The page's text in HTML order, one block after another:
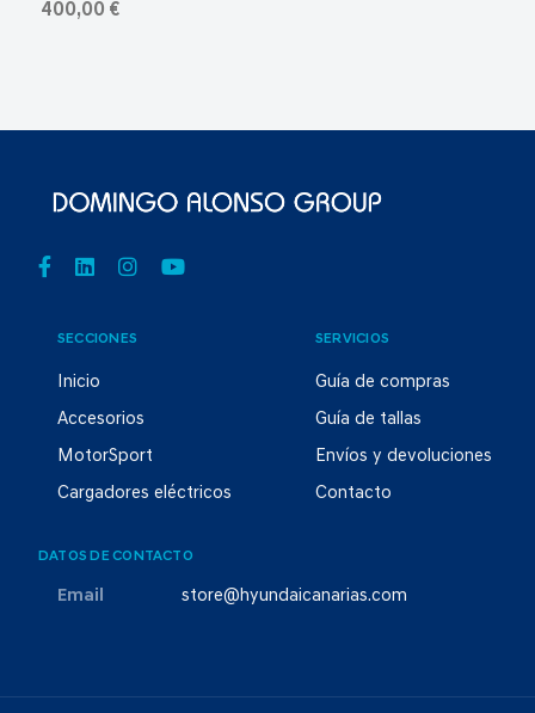
400,00 €
SECCIONES
Inicio
Accesorios
MotorSport
Cargadores eléctricos
SERVICIOS
Guía de compras
Guía de tallas
Envíos y devoluciones
Contacto
DATOS DE CONTACTO
Email store@hyundaicanarias.com